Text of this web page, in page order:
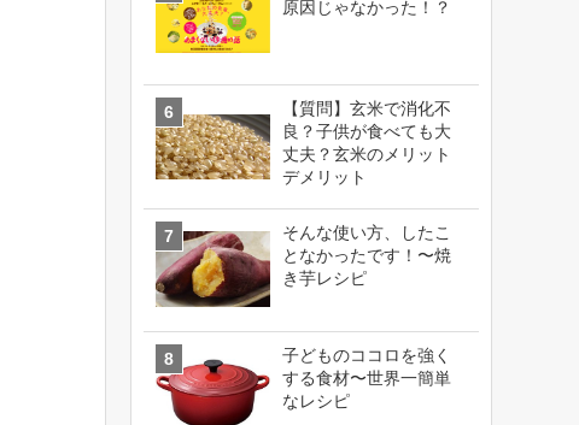
原因じゃなかった！？
【質問】玄米で消化不
良？子供が食べても大
丈夫？玄米のメリット
デメリット
そんな使い方、したこ
となかったです！〜焼
き芋レシピ
子どものココロを強く
する食材〜世界一簡単
なレシピ